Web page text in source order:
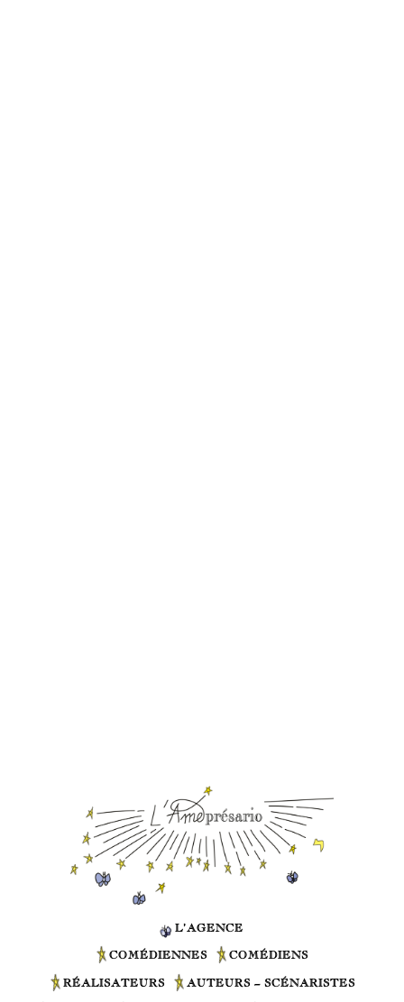
L’AGENCE
COMÉDIENNES COMÉDIENS
RÉALISATEURS AUTEURS – SCÉNARISTES